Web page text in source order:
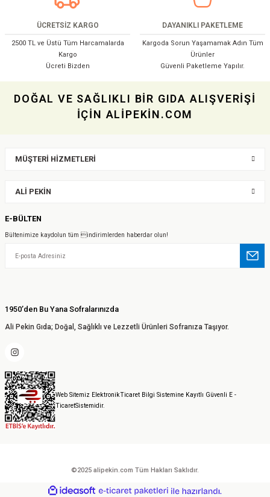
ÜCRETSİZ KARGO
2500 TL ve Üstü Tüm Harcamalarda
Kargo
Ücreti Bizden
DAYANIKLI PAKETLEME
Kargoda Sorun Yaşamamak Adın Tüm
Ürünler
Güvenli Paketleme Yapılır.
DOĞAL VE SAĞLIKLI BİR GIDA ALIŞVERİŞİ
İÇİN ALİPEKİN.COM
1950’den Bu Yana Sofralarınızda
Ali Pekin Gıda; Doğal, Sağlıklı ve Lezzetli Ürünleri Sofranıza Taşıyor.
Web Sitemiz ElektronikTicaret Bilgi Sistemine Kayıtlı Güvenli E -
TicaretSistemidir.
MÜŞTERİ HİZMETLERİ
ALİ PEKİN
E-BÜLTEN
Bültenimize kaydolun tüm indirimlerden haberdar olun!
©2025 alipekin.com Tüm Hakları Saklıdır.
ideasoft
e-